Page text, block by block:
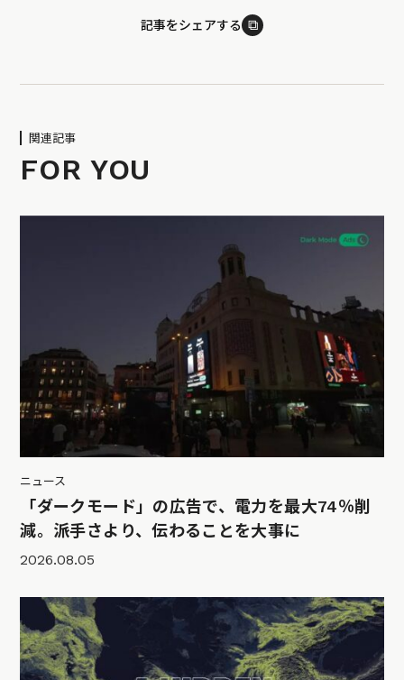
記事をシェアする ⧉
関連記事
FOR YOU
ニュース
「ダークモード」の広告で、電力を最大74％削
減。派手さより、伝わることを大事に
2026.08.05